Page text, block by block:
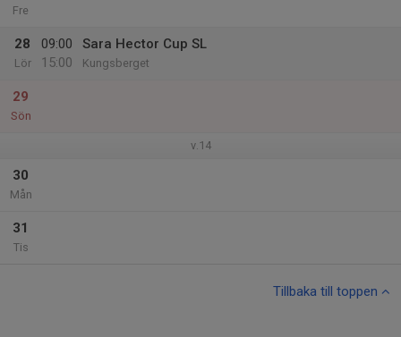
Fre
28
Lör
09:00
15:00
Sara Hector Cup SL
Kungsberget
29
Sön
v.14
30
Mån
31
Tis
Tillbaka till toppen